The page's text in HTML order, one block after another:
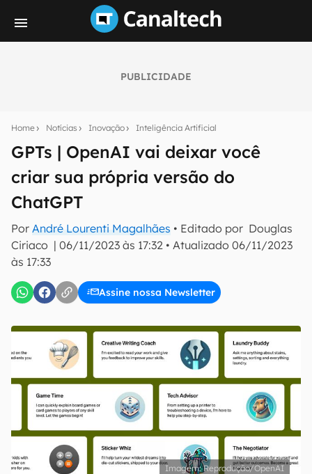
PUBLICIDADE
Home Notícias Inovação Inteligência Artificial
GPTs | OpenAI vai deixar você
criar sua própria versão do
ChatGPT
Por André Lourenti Magalhães • Editado por Douglas
Ciriaco | 06/11/2023 às 17:32 • Atualizado 06/11/2023
às 17:33
Assine nossa Newsletter
notícias e reviews sobre tecnologia em primeira
mão.
E-mail
inscreva-se
Uso e Política de Privacidade do Canaltech.
Reprodução/OpenAI